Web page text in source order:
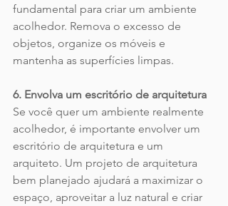
fundamental para criar um ambiente
acolhedor. Remova o excesso de
objetos, organize os móveis e
mantenha as superfícies limpas.
6. Envolva um escritório de arquitetura
Se você quer um ambiente realmente
acolhedor, é importante envolver um
escritório de arquitetura e um
arquiteto. Um projeto de arquitetura
bem planejado ajudará a maximizar o
espaço, aproveitar a luz natural e criar